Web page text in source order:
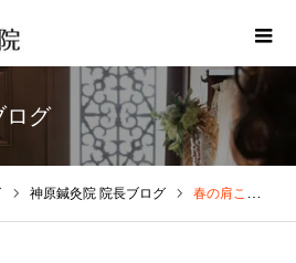
ログ
神原鍼灸院 院長ブログ 春の肩こりは血行不良が原因？季節特有の要因と対処法